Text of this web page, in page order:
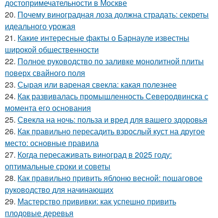
достопримечательности в Москве
20. Почему виноградная лоза должна страдать: секреты
идеального урожая
21. Какие интересные факты о Барнауле известны
широкой общественности
22. Полное руководство по заливке монолитной плиты
поверх свайного поля
23. Сырая или вареная свекла: какая полезнее
24. Как развивалась промышленность Северодвинска с
момента его основания
25. Свекла на ночь: польза и вред для вашего здоровья
26. Как правильно пересадить взрослый куст на другое
место: основные правила
27. Когда пересаживать виноград в 2025 году:
оптимальные сроки и советы
28. Как правильно привить яблоню весной: пошаговое
руководство для начинающих
29. Мастерство прививки: как успешно привить
плодовые деревья